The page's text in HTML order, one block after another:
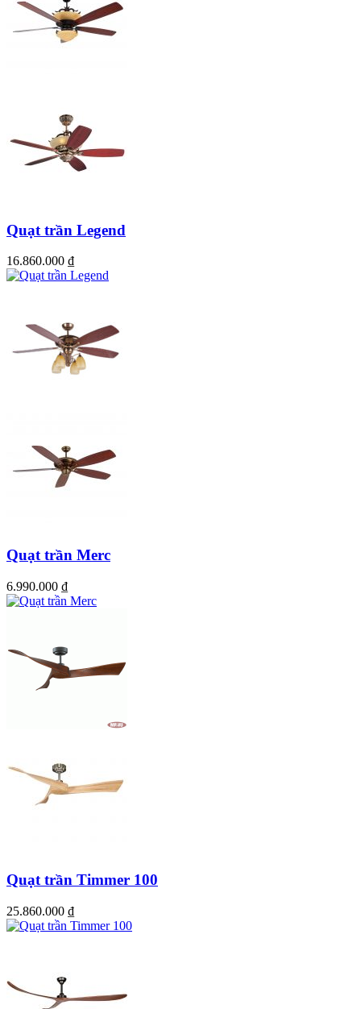
Quạt trần Legend
16.860.000 ₫
Quạt trần Merc
6.990.000 ₫
Quạt trần Timmer 100
25.860.000 ₫